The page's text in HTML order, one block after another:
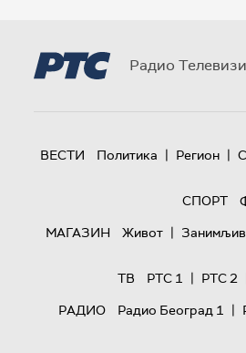
Радио
ВЕСТИ Политика | Регион |
СПОРТ
МАГАЗИН
Живот |
ТВ
РТС 1 | РТС 2
РАДИО
Радио Београд 1 |